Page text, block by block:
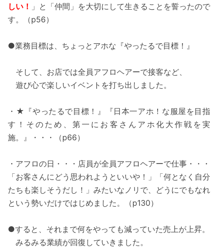
しい！ 」と「仲間」を大切にして生きることを誓ったので
す。（p56）
●業務目標は、ちょっとアホな『やったるで目標！』
そして、お店では全員アフロヘアーで接客など、
遊び心で楽しいイベントを打ち出しました。
・★『やったるで目標！』『日本一アホ！な服屋を目指
す！そのため、第一にお客さんアホ化大作戦を実
施。』・・・（p66）
・アフロの日・・・店員が全員アフロヘアーで仕事・・・
「お客さんにどう思われようといいや！」「何となく自分
たちも楽しそうだし！」みたいなノリで、どうにでもなれ
という勢いだけではじめました。（p130）
●すると、それまで何をやっても減っていた売上が上昇。
みるみる業績が回復していきました。